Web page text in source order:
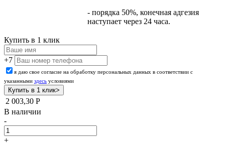
- порядка 50%, конечная адгезия
наступает через 24 часа.
Купить в 1 клик
+7
я даю свое согласие на обработку персональных данных в соответствии с
указанными здесь условиями
2 003,30 Р
В наличии
-
+